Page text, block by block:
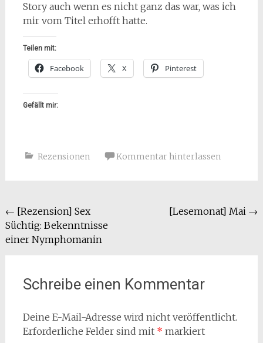
Story auch wenn es nicht ganz das war, was ich
mir vom Titel erhofft hatte.
Teilen mit:
Facebook X Pinterest
Gefällt mir:
Rezensionen Kommentar hinterlassen
Beitragsnavigation
← [Rezension] Sex
Süchtig: Bekenntnisse
einer Nymphomanin
[Lesemonat] Mai →
Schreibe einen Kommentar
Deine E-Mail-Adresse wird nicht veröffentlicht.
Erforderliche Felder sind mit * markiert